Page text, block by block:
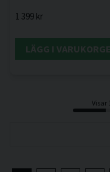
1 399 kr
LÄGG I
Visar